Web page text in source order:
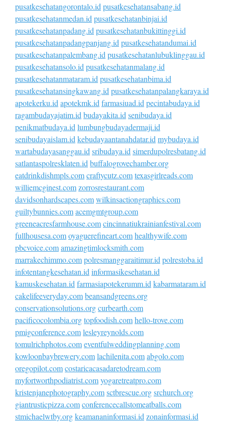
pusatkesehatangorontalo.id pusatkesehatansabang.id
pusatkesehatanmedan.id pusatkesehatanbinjai.id
pusatkesehatanpadang.id pusatkesehatanbukittinggi.id
pusatkesehatanpadangpanjang.id pusatkesehatandumai.id
pusatkesehatanpalembang.id pusatkesehatanlubuklinggau.id
pusatkesehatansolo.id pusatkesehatanmalang.id
pusatkesehatanmataram.id pusatkesehatanbima.id
pusatkesehatansingkawang.id pusatkesehatanpalangkaraya.id
apotekerku.id apotekmk.id farmasiuad.id pecintabudaya.id
ragambudayajatim.id budayakita.id senibudaya.id
penikmatbudaya.id lumbungbudayadermaji.id
senibudayaislam.id kebudayaantanahdatar.id mybudaya.id
wartabudayasanggau.id sribudaya.id simerdupolresbatang.id
satlantaspolresklaten.id buffalogrovechamber.org
eatdrinkdishmpls.comcraftycutz.comtexasgirlreads.com
williemcginest.comzorrosrestaurant.com
davidsonhardscapes.comwilkinsactiongraphics.com
guiltybunnies.comacemgmtgroup.com
greeneacresfarmhouse.comcincinnatiukrainianfestival.com
fullhousesa.comoyaguerefineart.comhealthywife.com
pbcvoice.comamazingtimlocksmith.com
marrakechimmo.compolresmanggaraitimur.id polrestoba.id
infotentangkesehatan.id informasikesehatan.id
kamuskesehatan.id farmasiapotekerumm.id kabarmataram.id
cakelifeeveryday.combeansandgreens.org
conservationsolutions.orgcurbearth.com
pacificocolombia.orgtopfoodish.comhello-trove.com
pmigconference.comlesleyreynolds.com
tomulrichphotos.comeventfulweddingplanning.com
kowloonbaybrewery.comlachilenita.comabgolo.com
oregopilot.comcostaricacasadaretodream.com
myfortworthpodiatrist.comyogaretreatpro.com
kristenjanephotography.comsctbrescue.orgsrchurch.org
giantrusticpizza.comconferencecallstomeatballs.com
stmichaelwtby.orgkeamananinformasi.id zonainformasi.id